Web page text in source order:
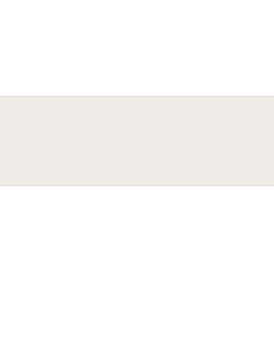
harr, gädda och lake.
inom fiskevårdsområdet: